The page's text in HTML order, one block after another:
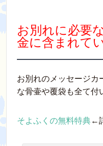
お別れに必要
金に含まれて
お別れのメッセージカ
な骨壷や覆袋も全て付
そよふくの無料特典←